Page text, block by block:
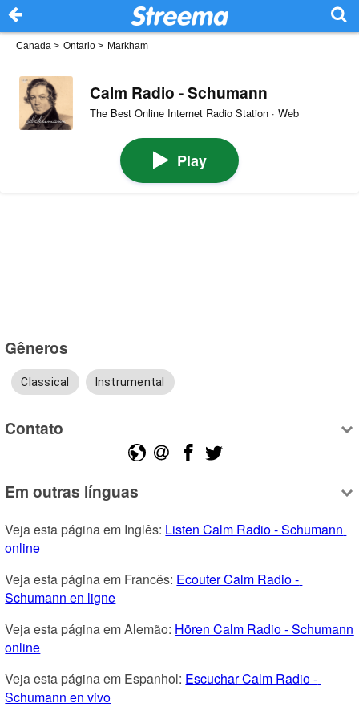
Canada > Ontario > Markham
Calm Radio - Schumann
The Best Online Internet Radio Station · Web
Play
Gêneros
Classical Instrumental
Contato
Em outras línguas
Veja esta página em Inglês: Listen Calm Radio - Schumann
online
Veja esta página em Francês: Ecouter Calm Radio -
Schumann en ligne
Veja esta página em Alemão: Hören Calm Radio - Schumann
online
Veja esta página em Espanhol: Escuchar Calm Radio -
Schumann en vivo